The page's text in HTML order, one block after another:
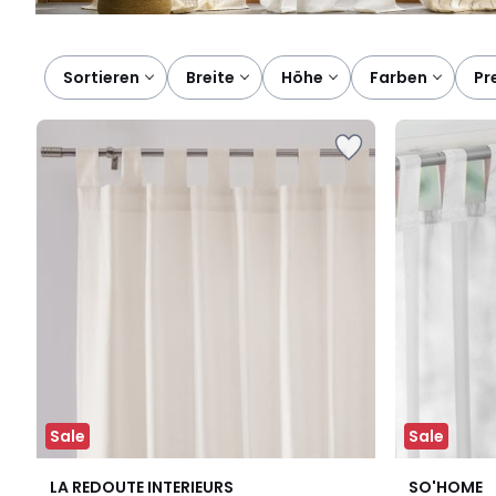
Sortieren breite höhe farben
Sale
LA REDOUTE INTERIEURS
4,3
10
Sale
SO'HOME
4,4
2